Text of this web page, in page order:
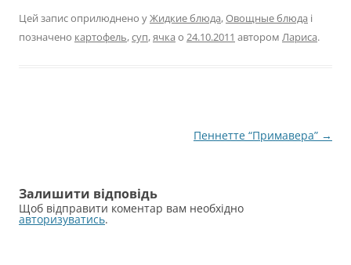
Цей запис оприлюднено уЖидкие блюда,Овощные блюда і
позначено картофель,суп,ячка о 24.10.2011 автором Лариса.
Пеннетте “Примавера” →
Залишити відповідь
Щоб відправити коментар вам необхідно
авторизуватись.